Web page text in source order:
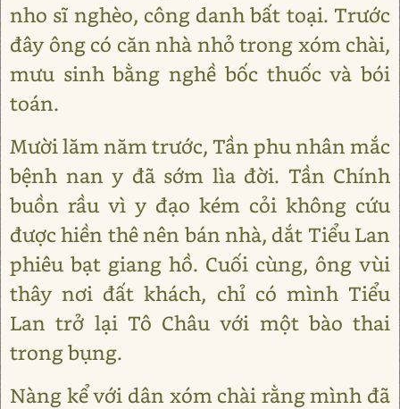
nho sĩ nghèo, công danh bất toại. Trước
đây ông có căn nhà nhỏ trong xóm chài,
mưu sinh bằng nghề bốc thuốc và bói
toán.
Mười lăm năm trước, Tần phu nhân mắc
bệnh nan y đã sớm lìa đời. Tần Chính
buồn rầu vì y đạo kém cỏi không cứu
được hiền thê nên bán nhà, dắt Tiểu Lan
phiêu bạt giang hồ. Cuối cùng, ông vùi
thây nơi đất khách, chỉ có mình Tiểu
Lan trở lại Tô Châu với một bào thai
trong bụng.
Nàng kể với dân xóm chài rằng mình đã